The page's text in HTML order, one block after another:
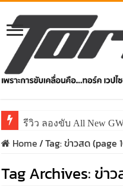
รีวิว ลองขับ All New
คาราวาน ISUZU 2.2
Home/Tag:ข่าวสด(page
Tag Archives: ข่า